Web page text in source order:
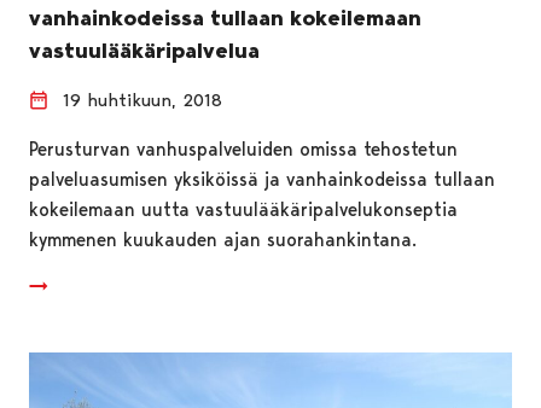
vanhainkodeissa tullaan kokeilemaan
vastuulääkäripalvelua
19 huhtikuun, 2018
Perusturvan vanhuspalveluiden omissa tehostetun
palveluasumisen yksiköissä ja vanhainkodeissa tullaan
kokeilemaan uutta vastuulääkäripalvelukonseptia
kymmenen kuukauden ajan suorahankintana.